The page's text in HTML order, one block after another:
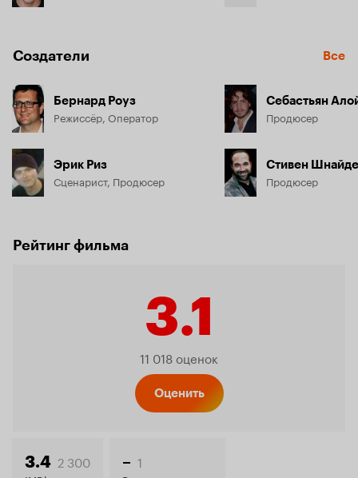
Создатели Все
Бернард Роуз
Режиссёр, Оператор
Эрик Риз
Сценарист, Продюсер
Себастьян
Продюсер
Стивен
Продюсер
Рейтинг фильма
3.1
Рейтинг
11 018 оценок
Оценить
3.4 2 300 – 1